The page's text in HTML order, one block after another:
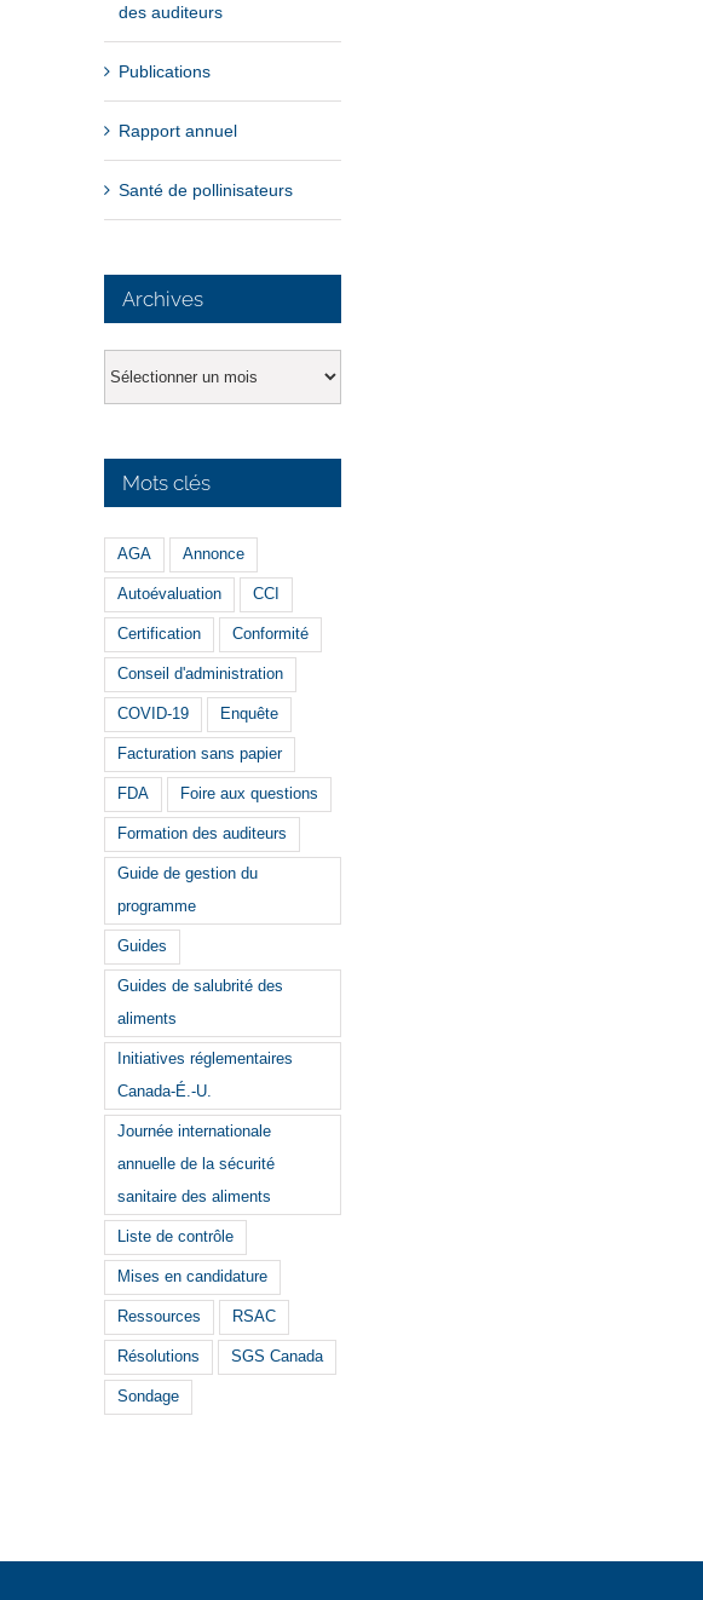
des auditeurs
Publications
Rapport annuel
Santé de pollinisateurs
Archives
Mots clés
AGA Annonce
Autoévaluation CCI
Certification Conformité
Conseil d'administration
COVID-19 Enquête
Facturation sans papier
FDA Foire aux questions
Formation des auditeurs
Guide de gestion du
programme
Guides
Guides de salubrité des
aliments
Initiatives réglementaires
Canada-É.-U.
Journée internationale
annuelle de la sécurité
sanitaire des aliments
Liste de contrôle
Mises en candidature
Ressources RSAC
Résolutions SGS Canada
Sondage